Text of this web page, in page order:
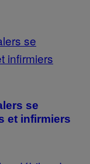
se
et infirmiers